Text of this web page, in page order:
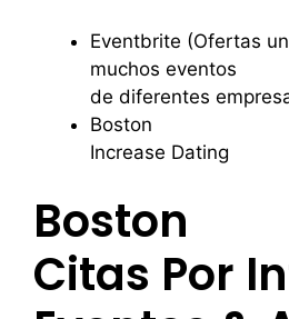
Eventbrite (Ofertas
muchos eventos
de diferentes
Boston
Increase Dating
Boston
Citas Por